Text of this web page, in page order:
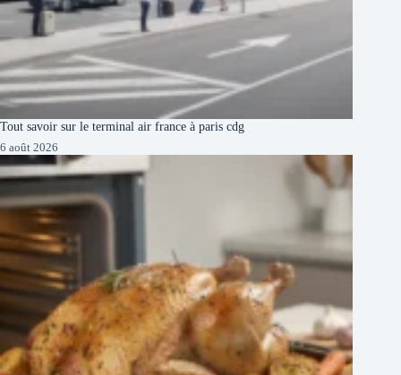
Tout savoir sur le terminal air france à paris cdg
6 août 2026